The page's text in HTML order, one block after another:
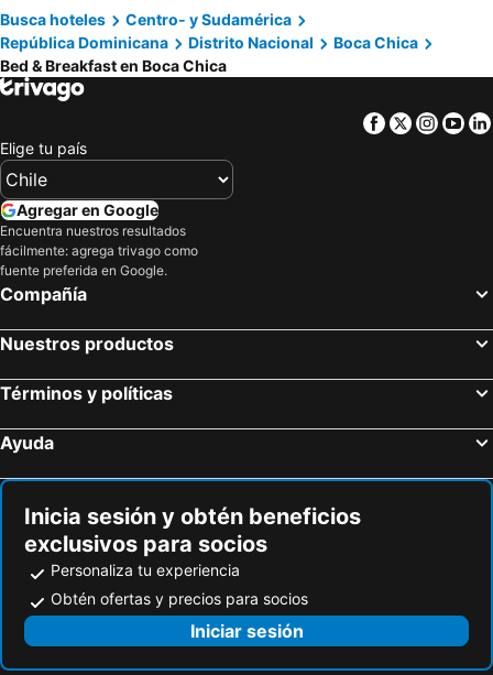
Busca hoteles
Centro- y Sudamérica
República Dominicana
Distrito Nacional
Boca Chica
Bed & Breakfast en Boca Chica
Facebook
Twitter
Elige tu país
Agregar en Google
Encuentra nuestros resultados
fácilmente: agrega trivago como
fuente preferida en Google.
Compañía
Nuestros productos
Términos y políticas
Ayuda
Inicia sesión y obtén beneficios
exclusivos para socios
Personaliza tu experiencia
Obtén ofertas y precios para socios
Iniciar sesión